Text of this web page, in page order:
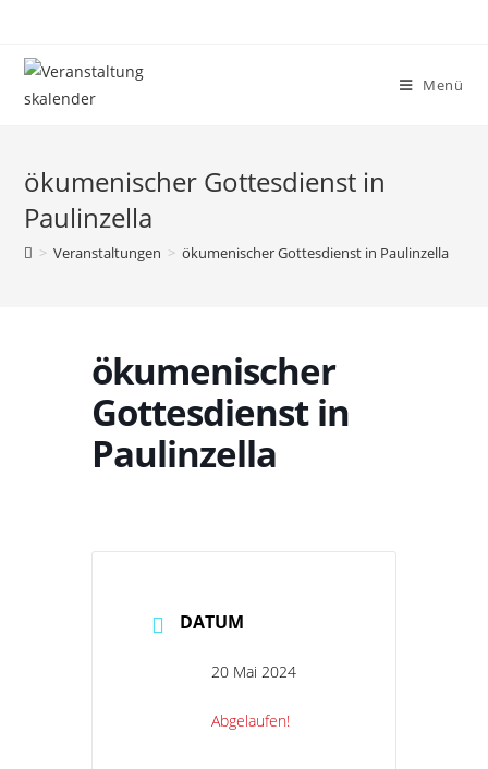
Menü
ökumenischer Gottesdienst in
Paulinzella
> Veranstaltungen > ökumenischer Gottesdienst in Paulinzella
ökumenischer
Gottesdienst in
Paulinzella
DATUM
20 Mai 2024
Abgelaufen!